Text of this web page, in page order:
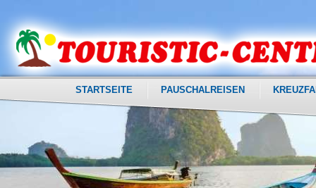
STARTSEITE PAUSCHALREISEN